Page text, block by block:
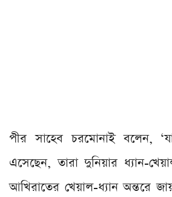
পীর সাহেব চরমোনাই বলেন,
এসেছেন, তারা দুনিয়ার ধ্যান-
আখিরাতের খেয়াল-ধ্যান অন্তরে